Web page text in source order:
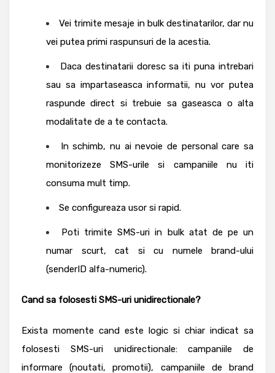
Vei trimite mesaje in bulk destinatarilor, dar nu
vei putea primi raspunsuri de la acestia.
Daca destinatarii doresc sa iti puna intrebari
sau sa impartaseasca informatii, nu vor putea
raspunde direct si trebuie sa gaseasca o alta
modalitate de a te contacta.
In schimb, nu ai nevoie de personal care sa
monitorizeze SMS-urile si campaniile nu iti
consuma mult timp.
Se configureaza usor si rapid.
Poti trimite SMS-uri in bulk atat de pe un
numar scurt, cat si cu numele brand-ului
(senderID alfa-numeric).
Cand sa folosesti SMS-uri unidirectionale?
Exista momente cand este logic si chiar indicat sa
folosesti SMS-uri unidirectionale: campaniile de
informare (noutati, promotii), campaniile de brand